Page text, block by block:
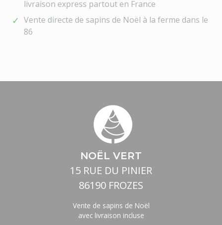
livraison express partout en France
Vente directe de sapins de Noël à la ferme dans le
86
NOËL VERT
15 RUE DU PINIER
86190 FROZES
Vente de sapins de Noël
avec livraison incluse